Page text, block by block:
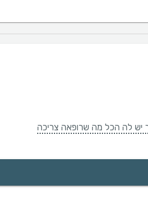
יש לה הכל מה שרופאה צריכה